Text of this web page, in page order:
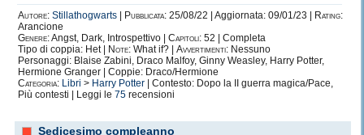
Autore: Stillathogwarts Pubblicata: 25/08/22 | Aggiornata: 09/01/23 |
Rating:
Arancione
Genere:Angst, Dark, Introspettivo | Capitoli: 52 | Completa
Tipo di coppia: Het |
Note: What if? | Avvertimenti: Nessuno
Personaggi: Blaise Zabini, Draco Malfoy, Ginny Weasley, Harry Potter,
Hermione Granger | Coppie: Draco/Hermione
Categoria: Libri > Harry Potter | Contesto: Dopo la II guerra magica/Pace,
Più contesti | Leggi le 75 recensioni
Sedicesimo compleanno